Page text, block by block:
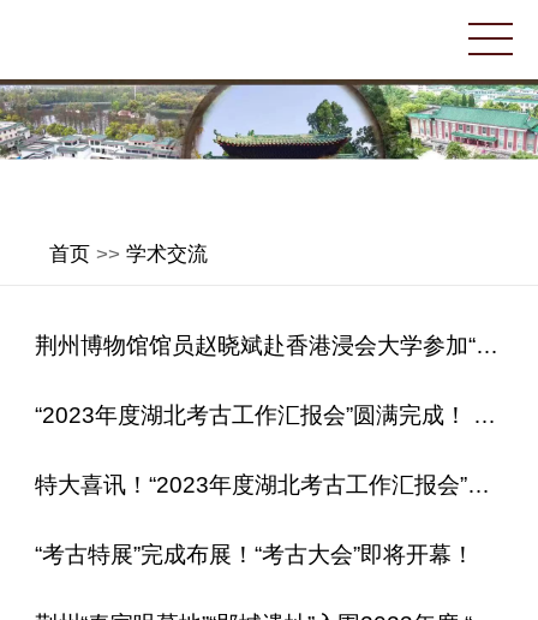
首页 >>学术交流
荆州博物馆馆员赵晓斌赴香港浸会大学参加“中国简帛学国际论坛2024”
“2023年度湖北考古工作汇报会”圆满完成！ 荆州考古精彩呈现！
特大喜讯！“2023年度湖北考古工作汇报会”在荆州开幕！“荆州市秦家咀墓地”荣获“湖北六大考古新发现”！
“考古特展”完成布展！“考古大会”即将开幕！